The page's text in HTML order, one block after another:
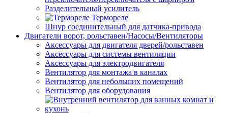
Разделительный усилитель
Термореле
Шнур соединительный для датчика-привода
Двигатели ворот, рольставен/Насосы/Вентиляторы
Аксессуары для двигателя дверей/рольставен
Аксессуары для системы вентиляции
Аксессуары для электродвигателя
Вентилятор для монтажа в каналах
Вентилятор для небольших помещений
Вентилятор для оборудования